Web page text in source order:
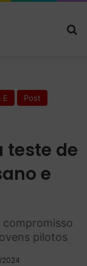
E Post
teste de
e
compromisso
pilotos
2024